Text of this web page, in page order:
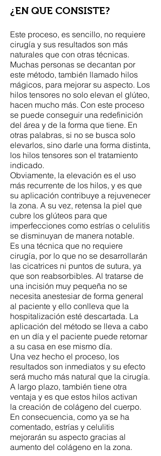
¿EN QUE CONSISTE?
Este proceso, es sencillo, no requiere
cirugía y sus resultados son más
naturales que con otras técnicas.
Muchas personas se decantan por
este método, también llamado hilos
mágicos, para mejorar su aspecto. Los
hilos tensores no solo elevan el glúteo,
hacen mucho más. Con este proceso
se puede conseguir una redefinición
del área y de la forma que tiene. En
otras palabras, si no se busca solo
elevarlos, sino darle una forma distinta,
los hilos tensores son el tratamiento
indicado.
Obviamente, la elevación es el uso
más recurrente de los hilos, y es que
su aplicación contribuye a rejuvenecer
la zona. A su vez, retensa la piel que
cubre los glúteos para que
imperfecciones como estrías o celulitis
se disminuyan de manera notable.
Es una técnica que no requiere
cirugía, por lo que no se desarrollarán
las cicatrices ni puntos de sutura, ya
que son reabsorbibles. Al tratarse de
una incisión muy pequeña no se
necesita anestesiar de forma general
al paciente y ello conlleva que la
hospitalización esté descartada. La
aplicación del método se lleva a cabo
en un día y el paciente puede retornar
a su casa en ese mismo día.
Una vez hecho el proceso, los
resultados son inmediatos y su efecto
será mucho más natural que la cirugía.
A largo plazo, también tiene otra
ventaja y es que estos hilos activan
la creación de colágeno del cuerpo.
En consecuencia, como ya se ha
comentado, estrías y celulitis
mejorarán su aspecto gracias al
aumento del colágeno en la zona.